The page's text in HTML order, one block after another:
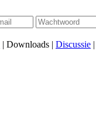
| Downloads | Discussie